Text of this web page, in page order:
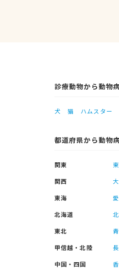
診療動物から動物
犬 猫 ハムスター
都道府県から動物
関東
関西
東海
北海道
東北
甲信越・北陸
中国・四国